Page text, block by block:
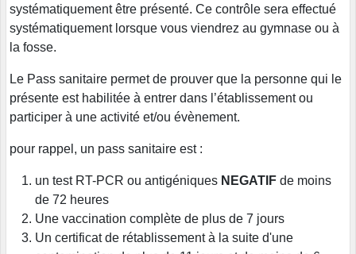
systématiquement être présenté. Ce contrôle sera effectué
systématiquement lorsque vous viendrez au gymnase ou à
la fosse.
Le Pass sanitaire permet de prouver que la personne qui le
présente est habilitée à entrer dans l’établissement ou
participer à une activité et/ou évènement.
pour rappel, un pass sanitaire est :
un test RT-PCR ou antigéniques NEGATIF de moins
de 72 heures
Une vaccination complète de plus de 7 jours
Un certificat de rétablissement à la suite d'une